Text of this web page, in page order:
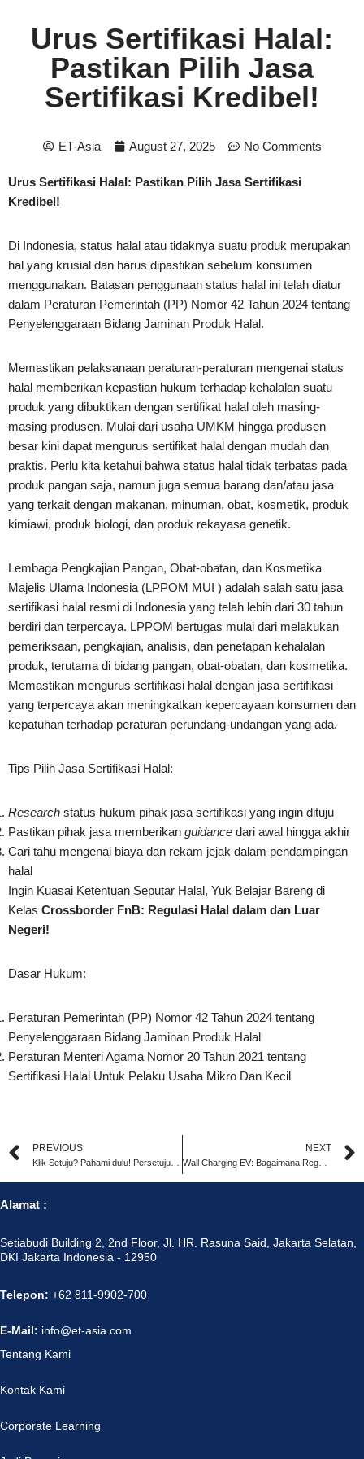
Urus Sertifikasi Halal:
Pastikan Pilih Jasa
Sertifikasi Kredibel!
ET-Asia August 27, 2025 No Comments
Urus Sertifikasi Halal: Pastikan Pilih Jasa Sertifikasi
Kredibel!
Di Indonesia, status halal atau tidaknya suatu produk merupakan
hal yang krusial dan harus dipastikan sebelum konsumen
menggunakan. Batasan penggunaan status halal ini telah diatur
dalam Peraturan Pemerintah (PP) Nomor 42 Tahun 2024 tentang
Penyelenggaraan Bidang Jaminan Produk Halal.
Memastikan pelaksanaan peraturan-peraturan mengenai status
halal memberikan kepastian hukum terhadap kehalalan suatu
produk yang dibuktikan dengan sertifikat halal oleh masing-
masing produsen. Mulai dari usaha UMKM hingga produsen
besar kini dapat mengurus sertifikat halal dengan mudah dan
praktis. Perlu kita ketahui bahwa status halal tidak terbatas pada
produk pangan saja, namun juga semua barang dan/atau jasa
yang terkait dengan makanan, minuman, obat, kosmetik, produk
kimiawi, produk biologi, dan produk rekayasa genetik.
Lembaga Pengkajian Pangan, Obat-obatan, dan Kosmetika
Majelis Ulama Indonesia (LPPOM MUI ) adalah salah satu jasa
sertifikasi halal resmi di Indonesia yang telah lebih dari 30 tahun
berdiri dan terpercaya. LPPOM bertugas mulai dari melakukan
pemeriksaan, pengkajian, analisis, dan penetapan kehalalan
produk, terutama di bidang pangan, obat-obatan, dan kosmetika.
Memastikan mengurus sertifikasi halal dengan jasa sertifikasi
yang terpercaya akan meningkatkan kepercayaan konsumen dan
kepatuhan terhadap peraturan perundang-undangan yang ada.
Tips Pilih Jasa Sertifikasi Halal:
Research status hukum pihak jasa sertifikasi yang ingin dituju
Pastikan pihak jasa memberikan guidance dari awal hingga akhir
Cari tahu mengenai biaya dan rekam jejak dalam pendampingan
halal
Ingin Kuasai Ketentuan Seputar Halal, Yuk Belajar Bareng di
Kelas Crossborder FnB: Regulasi Halal dalam dan Luar
Negeri!
Dasar Hukum:
Peraturan Pemerintah (PP) Nomor 42 Tahun 2024 tentang
Penyelenggaraan Bidang Jaminan Produk Halal
Peraturan Menteri Agama Nomor 20 Tahun 2021 tentang
Sertifikasi Halal Untuk Pelaku Usaha Mikro Dan Kecil
PREVIOUS NEXT
Wall Charging EV: Bagaimana Regulasinya?
Alamat :
Setiabudi Building 2, 2nd Floor, Jl. HR. Rasuna Said, Jakarta Selatan,
DKI Jakarta Indonesia - 12950
Telepon: +62 811-9902-700
E-Mail: info@et-asia.com
Tentang Kami
Kontak Kami
Corporate Learning